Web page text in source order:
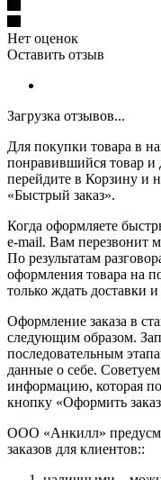
Нет оценок
Оставить отзыв
Загрузка отзывов...
Для покупки товара в
понравившийся товар и
перейдите в Корзину и
«Быстрый заказ».
Когда оформляете
e-mail. Вам перезвонит
По результатам
оформления товара на
только ждать доставки
Оформление заказа в
следующим образом.
последовательным
данные о себе.
информацию, которая
кнопку «Оформить
ООО «Анкилл»
заказов для клиентов::